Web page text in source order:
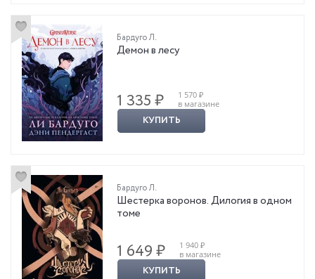
Бардуго Л.
Демон в лесу
1 335 ₽
1 570 ₽
в магазине
КУПИТЬ
Бардуго Л.
Шестерка воронов. Дилогия в одном
томе
1 649 ₽
1 940 ₽
в магазине
КУПИТЬ